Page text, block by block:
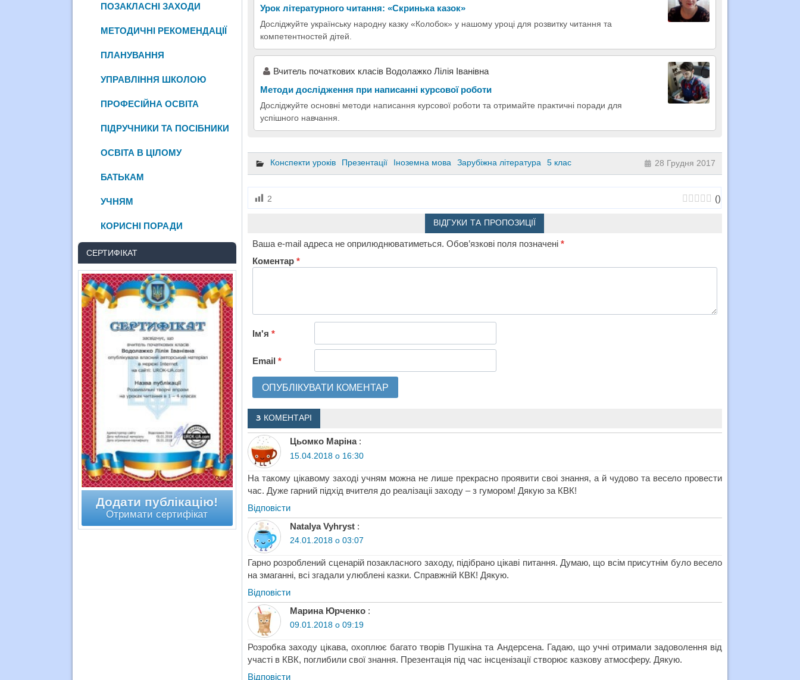
Урок літературного читання: «Скринька казок»
Досліджуйте українську народну казку «Колобок» у нашому уроці для розвитку читання та
компетентностей дітей.
Вчитель початкових класів Водолажко Лілія Іванівна
Методи дослідження при написанні курсової роботи
Досліджуйте основні методи написання курсової роботи та отримайте практичні поради для
успішного навчання.
Конспекти уроків Презентації Іноземна мова Зарубіжна література 5 клас 28 Грудня 2017
2 ()
ВІДГУКИ ТА ПРОПОЗИЦІЇ
Ваша e-mail адреса не оприлюднюватиметься. Обов’язкові поля позначені *
Коментар *
Ім'я *
Email *
3 КОМЕНТАРІ
Цьомко Маріна :
15.04.2018 о 16:30
На такому цікавому заході учням можна не лише прекрасно проявити своі знання, а й чудово та весело провести
час. Дуже гарний підхід вчителя до реалізаціі заходу – з гумором! Дякую за КВК!
Відповіcти
Natalya Vyhryst :
24.01.2018 о 03:07
Гарно розроблений сценарій позакласного заходу, підібрано цікаві питання. Думаю, що всім присутнім було весело
на змаганні, всі згадали улюблені казки. Справжній КВК! Дякую.
Відповіcти
Марина Юрченко :
09.01.2018 о 09:19
Розробка заходу цікава, охоплює багато творів Пушкіна та Андерсена. Гадаю, що учні отримали задоволення від
участі в КВК, поглибили свої знання. Презентація під час інсценізації створює казкову атмосферу. Дякую.
Відповіcти
ПОЗАКЛАСНІ ЗАХОДИ
МЕТОДИЧНІ РЕКОМЕНДАЦІЇ
ПЛАНУВАННЯ
УПРАВЛІННЯ ШКОЛОЮ
ПРОФЕСІЙНА ОСВІТА
ПІДРУЧНИКИ ТА ПОСІБНИКИ
ОСВІТА В ЦІЛОМУ
БАТЬКАМ
УЧНЯМ
КОРИСНІ ПОРАДИ
СЕРТИФІКАТ
Додати публікацію!
Отримати сертифікат